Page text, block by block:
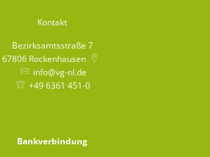
Kontakt
Bezirksamtsstraße 7
67806 Rockenhausen
info@vg-nl.de
+49 6361 451-0
Bankverbindung